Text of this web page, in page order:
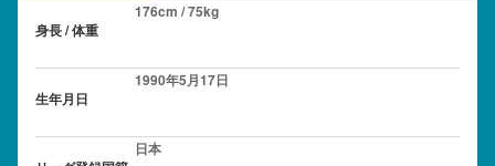
身長 / 体重
176cm / 75kg
生年月日
1990年5月17日
日本